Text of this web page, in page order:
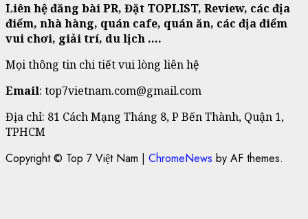
Liên hệ đăng bài PR, Đặt TOPLIST, Review, các địa
điểm, nhà hàng, quán cafe, quán ăn, các địa điểm
vui chơi, giải trí, du lịch ….
Mọi thông tin chi tiết vui lòng liên hệ
Email: top7vietnam.com@gmail.com
Địa chỉ: 81 Cách Mạng Tháng 8, P Bến Thành, Quận 1,
TPHCM
Copyright © Top 7 Việt Nam | ChromeNews by AF themes.